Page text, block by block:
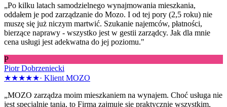
„Po kilku latach samodzielnego wynajmowania mieszkania,
oddałem je pod zarządzanie do Mozo. I od tej pory (2,5 roku) nie
muszę się już niczym martwić. Szukanie najemców, płatności,
bierzące naprawy - wszystko jest w gestii zarządcy. Jak dla mnie
cena usługi jest adekwatna do jej poziomu."
P
Piotr Dobrzeniecki
★★★★★· Klient MOZO
„MOZO zarządza moim mieszkaniem na wynajem. Choć usługa nie
jest specjalnie tania, to Firma zajmuje się praktycznie wszystkim,